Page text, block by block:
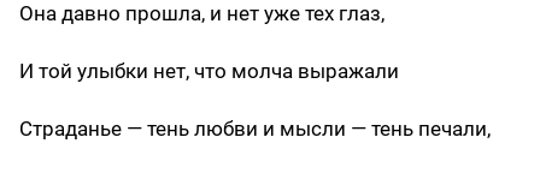
Она давно прошла, и нет уже тех глаз,
И той улыбки нет, что молча выражали
Страданье — тень любви и мысли — тень печали,